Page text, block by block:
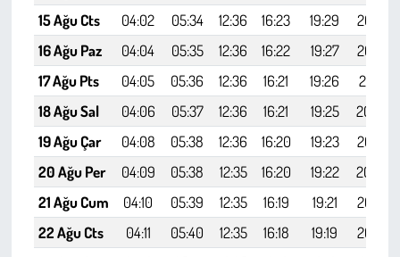
15 Ağu Cts
04:02 05:34 12:36 16:23 19:29
20:54
16 Ağu Paz
04:04 05:35 12:36 16:22 19:27
20:52
17 Ağu Pts
04:05 05:36 12:36 16:21 19:26
20:51
18 Ağu Sal
04:06 05:37 12:36 16:21 19:25
20:49
19 Ağu Çar
04:08 05:38 12:36 16:20 19:23
20:47
20 Ağu Per
04:09 05:38 12:35 16:20 19:22
20:46
21 Ağu Cum
04:10 05:39 12:35 16:19 19:21
20:44
22 Ağu Cts
04:11 05:40 12:35 16:18 19:19
20:42